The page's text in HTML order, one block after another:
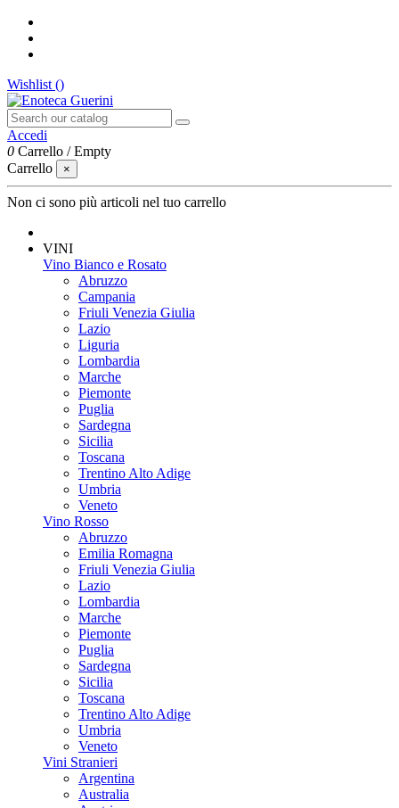
Wishlist ()
Accedi
0 Carrello /Empty
Carrello
×
Non ci sono più articoli nel tuo carrello
VINI
Vino Bianco e Rosato
Abruzzo
Campania
Friuli Venezia Giulia
Lazio
Liguria
Lombardia
Marche
Piemonte
Puglia
Sardegna
Sicilia
Toscana
Trentino Alto Adige
Umbria
Veneto
Vino Rosso
Abruzzo
Emilia Romagna
Friuli Venezia Giulia
Lazio
Lombardia
Marche
Piemonte
Puglia
Sardegna
Sicilia
Toscana
Trentino Alto Adige
Umbria
Veneto
Vini Stranieri
Argentina
Australia